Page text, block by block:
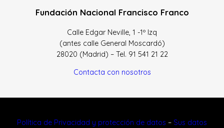
Fundación Nacional Francisco Franco
Calle Edgar Neville, 1 -1º Izq
(antes calle General Moscardó)
28020 (Madrid) – Tel. 91 541 21 22
Contacta con nosotros
Política de Privacidad y protección de datos – Sus datos